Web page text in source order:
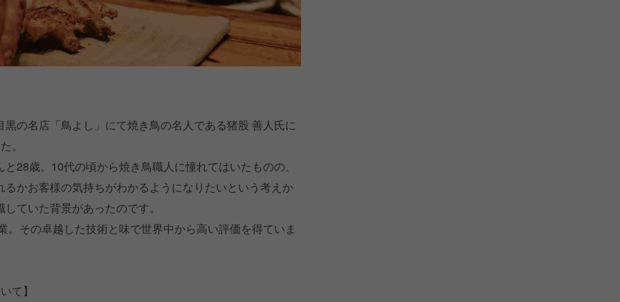
の名店「鳥よし」にて焼き鳥の名人である猪股 善人氏に
。
28歳。10代の頃から焼き鳥職人に憧れてはいたものの、
かお客様の気持ちがわかるようになりたいという考えか
ていた背景があったのです。
。その卓越した技術と味で世界中から高い評価を得ていま
て】